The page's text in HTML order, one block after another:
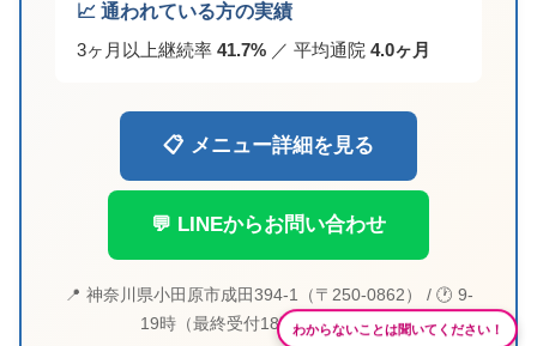
📈 通われている方の実績
3ヶ月以上継続率 41.7% ／ 平均通院 4.0ヶ月
📋 メニュー詳細を見る
💬 LINEからお問い合わせ
📍 神奈川県小田原市成田394-1（〒250-0862） / 🕐 9-
19時（最終受付18時）／水・日休わからないことは聞いてください！